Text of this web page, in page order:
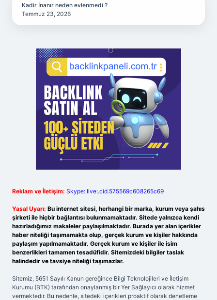
Kadir İnanır neden evlenmedi ?
Temmuz 23, 2026
Reklam ve İletişim: Skype: live:.cid.575569c608265c69
Yasal Uyarı: Bu internet sitesi, herhangi bir marka, kurum veya şahıs
şirketi ile hiçbir bağlantısı bulunmamaktadır. Sitede yalnızca kendi
hazırladığımız makaleler paylaşılmaktadır. Burada yer alan içerikler
haber niteliği taşımamakta olup, gerçek kurum ve kişiler hakkında
paylaşım yapılmamaktadır. Gerçek kurum ve kişiler ile isim
benzerlikleri tamamen tesadüfidir. Sitemizdeki bilgiler taslak
halindedir ve tavsiye niteliği taşımazlar.
Sitemiz, 5651 Sayılı Kanun gereğince Bilgi Teknolojileri ve İletişim
Kurumu (BTK) tarafından onaylanmış bir Yer Sağlayıcı olarak hizmet
vermektedir. Bu nedenle, sitedeki içerikleri proaktif olarak denetleme